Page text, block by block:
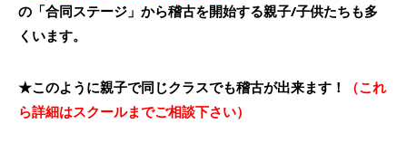
の「合同ステージ」から稽古を開始する親子/子供たちも多
くいます。
★このように親子で同じクラスでも稽古が出来ます！
（これ
ら詳細はスクールまでご相談下さい）